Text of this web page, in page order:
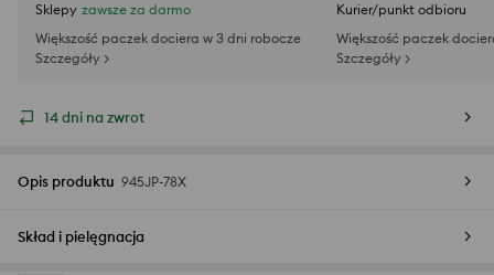
Sklepy zawsze za darmo
Większość paczek dociera w 3 dni robocze
Szczegóły >
Kurier/punkt odbioru
Większość paczek
Szczegóły >
14 dni na zwrot
Opis produktu 945JP-78X
Skład i pielęgnacja